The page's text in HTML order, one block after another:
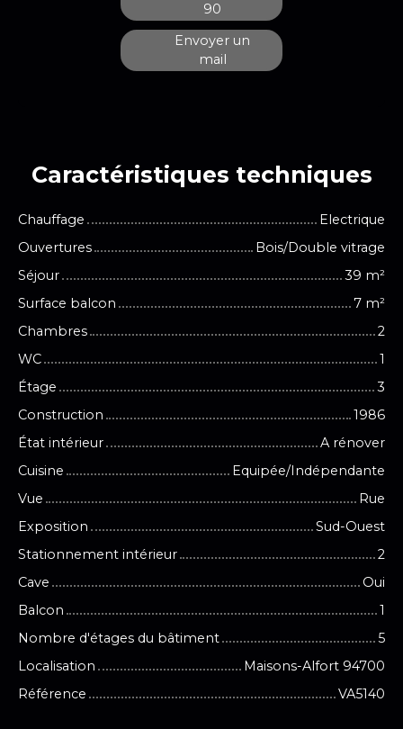
90
Envoyer un
mail
Caractéristiques techniques
Chauffage
Electrique
Ouvertures
Bois/Double vitrage
Séjour
39 m²
Surface balcon
7 m²
Chambres
2
WC
1
Étage
3
Construction
1986
État intérieur
A rénover
Cuisine
Equipée/Indépendante
Vue
Rue
Exposition
Sud-Ouest
Stationnement intérieur
2
Cave
Oui
Balcon
1
Nombre d'étages du bâtiment
5
Localisation
Maisons-Alfort 94700
Référence
VA5140